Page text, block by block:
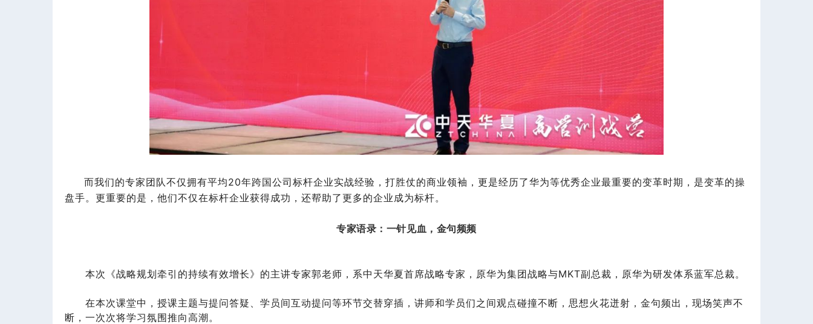
而我们的专家团队不仅拥有平均20年跨国公司标杆企业实战经验，打胜仗的商业领袖，更是经历了华为等优秀企业最重要的变革时期，是变革的操
盘手。更重要的是，他们不仅在标杆企业获得成功，还帮助了更多的企业成为标杆。
专家语录：一针见血，金句频频
本次《战略规划牵引的持续有效增长》 的主讲专家郭老师，系中天华夏首席战略专家，原华为集团战略与MKT副总裁，原华为研发体系蓝军总裁。
在本次课堂中，授课主题与提问答疑、学员间互动提问等环节交替穿插，讲师和学员们之间观点碰撞不断，思想火花迸射，金句频出，现场笑声不
断，一次次将学习氛围推向高潮。